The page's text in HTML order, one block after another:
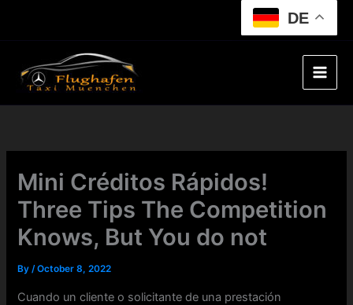
DE
Mini Créditos Rápidos!
Three Tips The Competition
Knows, But You do not
By/October 8, 2022
Cuando un cliente o solicitante de una prestación